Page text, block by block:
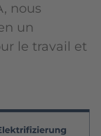
nous
un
le travail et